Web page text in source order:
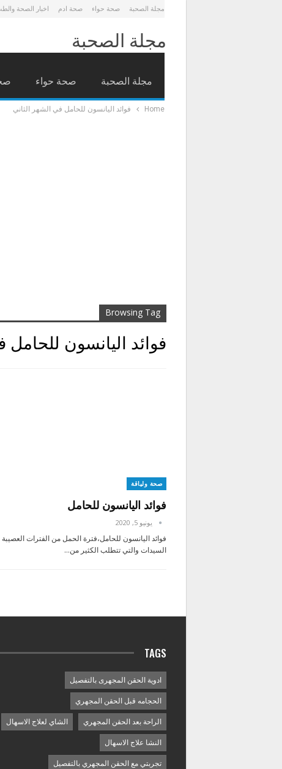
مجلة الصحبة صحة حواء صحة ادم اخبار الصحة
مجلة الصحبة
مجلة الصحبة صحة حواء
Home فوائد اليانسون للحامل في الشهر الثاني
Browsing Tag
فوائد اليانسون للحامل
صحة ولياقة
فوائد اليانسون للحامل
يونيو 5, 2020
فوائد اليانسون للحامل،فترة الحمل من الفترات
السيدات والتي تتطلب الكثير من…
TAGS
ادوية الحقن المجهرى بالتفصيل
الحجامه قبل الحقن المجهري
الراحة بعد الحقن المجهري الشاي لعلاج الاسهال
النشا علاج الاسهال
تجربتي مع الحقن المجهري بالتفصيل